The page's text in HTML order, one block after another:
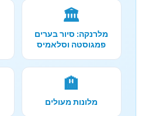
🏛️
מלרנקה: סיור בערים
פמגוסטה וסלאמיס
🏨
מלונות מעולים